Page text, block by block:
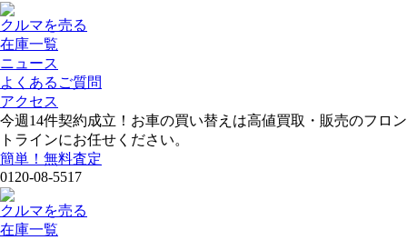
クルマを売る
在庫一覧
ニュース
よくあるご質問
アクセス
今週 14件契約成立！お車の買い替えは高値買取・販売のフロン
トラインにお任せください。
簡単！無料査定
0120-08-5517
クルマを売る
在庫一覧